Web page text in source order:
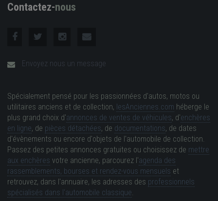
Contactez-nous
Envoyez nous un message
Spécialement pensé pour les passionnées d'autos, motos ou
utilitaires anciens et de collection, lesAnciennes.com héberge le
plus grand choix d'annonces de ventes de véhicules, d'enchères
en ligne, de pièces détachées, de documentations, de dates
d'évènements ou encore d'objets de l'automobile de collection.
Passez des petites annonces gratuites ou choisissez de mettre
aux enchères votre ancienne, parcourez l'agenda des
rassemblements, bourses et rendez-vous mensuels et
retrouvez, dans l'annuaire, les adresses des professionnels
spécialisés dans l'automobile classique